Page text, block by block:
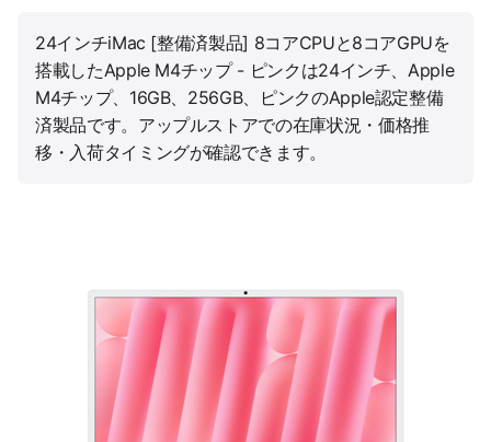
24インチiMac [整備済製品] 8コアCPUと8コアGPUを
搭載したApple M4チップ - ピンクは24インチ、Apple
M4チップ、16GB、256GB、ピンクのApple認定整備
済製品です。アップルストアでの在庫状況・価格推
移・入荷タイミングが確認できます。